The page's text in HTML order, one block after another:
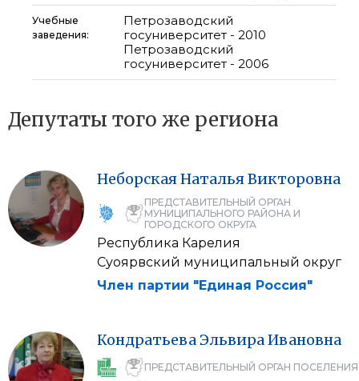
Учебные
заведения:
Петрозаводский
госуниверситет - 2010
Петрозаводский
госуниверситет - 2006
Депутаты того же региона
НеборскаяНатальяВикторовна
ПРЕДСТАВИТЕЛЬНЫЙ ОРГАН
МУНИЦИПАЛЬНОГО РАЙОНА И
ГОРОДСКОГО ОКРУГА
Республика Карелия
Суоярвский муниципальный округ
Член партии "Единая Россия"
Кондратьева ЭльвираИвановна
ПРЕДСТАВИТЕЛЬНЫЙ ОРГАН ПОСЕЛЕНИЯ